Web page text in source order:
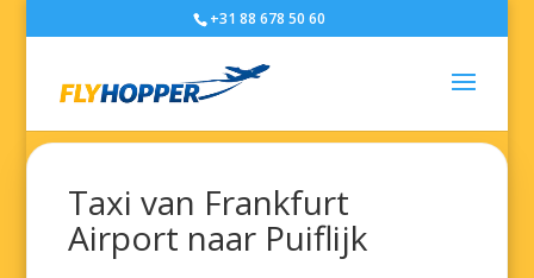
+31 88 678 50 60
Taxi van Frankfurt
Airport naar Puiflijk